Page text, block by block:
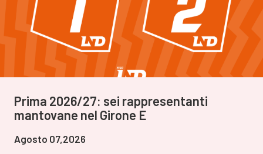
Prima 2026/27: sei rappresentanti
mantovane nel Girone E
Agosto 07,2026